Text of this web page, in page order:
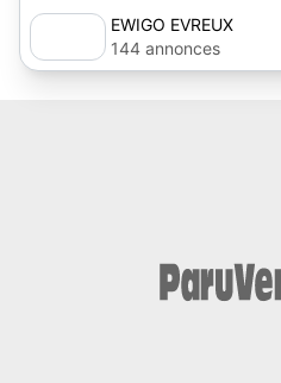
EWIGO EVREUX
144 annonces